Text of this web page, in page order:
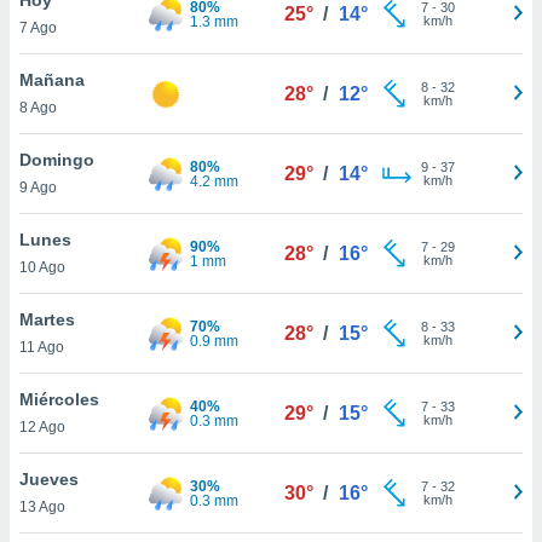
y
en
más
de
7 Ago
80%
1.3 mm
25° / 14° 7- 30
km/h
Mañana
8 Ago
28° / 12° 8- 32
km/h
Domingo
9 Ago
80%
4.2 mm
29° / 14° 9- 37
km/h
Lunes
10 Ago
90%
1 mm
28° / 16° 7- 29
km/h
Martes
11 Ago
70%
0.9 mm
28° / 15° 8- 33
km/h
Miércoles
12 Ago
40%
0.3 mm
29° / 15° 7- 33
km/h
Jueves
13 Ago
30%
0.3 mm
30° / 16° 7- 32
km/h